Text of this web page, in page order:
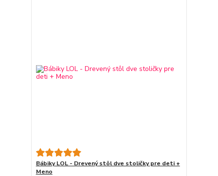
Bábiky LOL - Drevený stôl dve stoličky pre deti +
Meno